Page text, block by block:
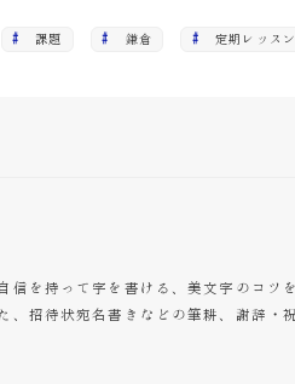
課題 鎌倉 定期レッスン
信を持って字を書ける、美文字のコツ
、招待状宛名書きなどの筆耕、謝辞・